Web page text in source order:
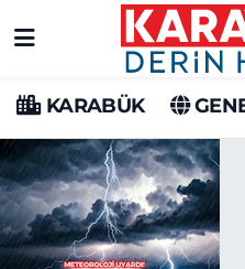
KARABÜK
Karabük Hava
Karabük Trafik
Süper Lig Puan